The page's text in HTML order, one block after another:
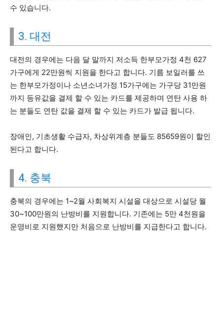
수 있습니다.
3. 대전
대전의 경우에는 다음 달 말까지 저소득 한부모가정 4천 627
가구에게 22만원씩 지원을 한다고 합니다. 기름 보일러를 쓰
는 한부모가정이나 소년소녀가정 15가구에는 가구당 31만원
까지 등유값을 결제 할 수 있는 카드를 제공하며 연탄 사용 하
는 분들도 연탄 값을 결제 할 수 있는 카드가 발급 됩니다.
장애인, 기초생활 수급자, 차상위계층 분들도 85659원이 할인
된다고 합니다.
4. 충북
충북의 경우에는 1~2월 사회복지 시설을 대상으로 시설당 월
30~100만원의 난방비를 지원합니다. 기존에는 5만 4천원을
운영비로 지원했지만 처음으로 난방비를 지급한다고 합니다.